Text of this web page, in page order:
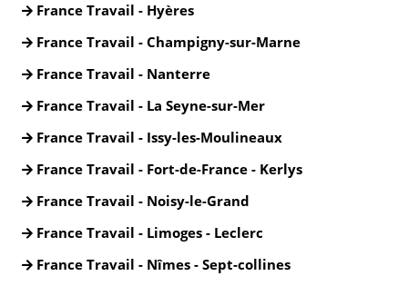
France Travail - Hyères
France Travail - Champigny-sur-Marne
France Travail - Nanterre
France Travail - La Seyne-sur-Mer
France Travail - Issy-les-Moulineaux
France Travail - Fort-de-France - Kerlys
France Travail - Noisy-le-Grand
France Travail - Limoges - Leclerc
France Travail - Nîmes - Sept-collines